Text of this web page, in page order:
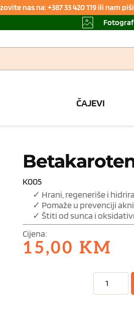
nas na: +387 33 420 119 ili nam
ČAJEVI
K005
✓ Hrani, regeneriše i
✓ Pomaže u prevenciji
✓ Štiti od sunca i
Cijena:
15,00 KM